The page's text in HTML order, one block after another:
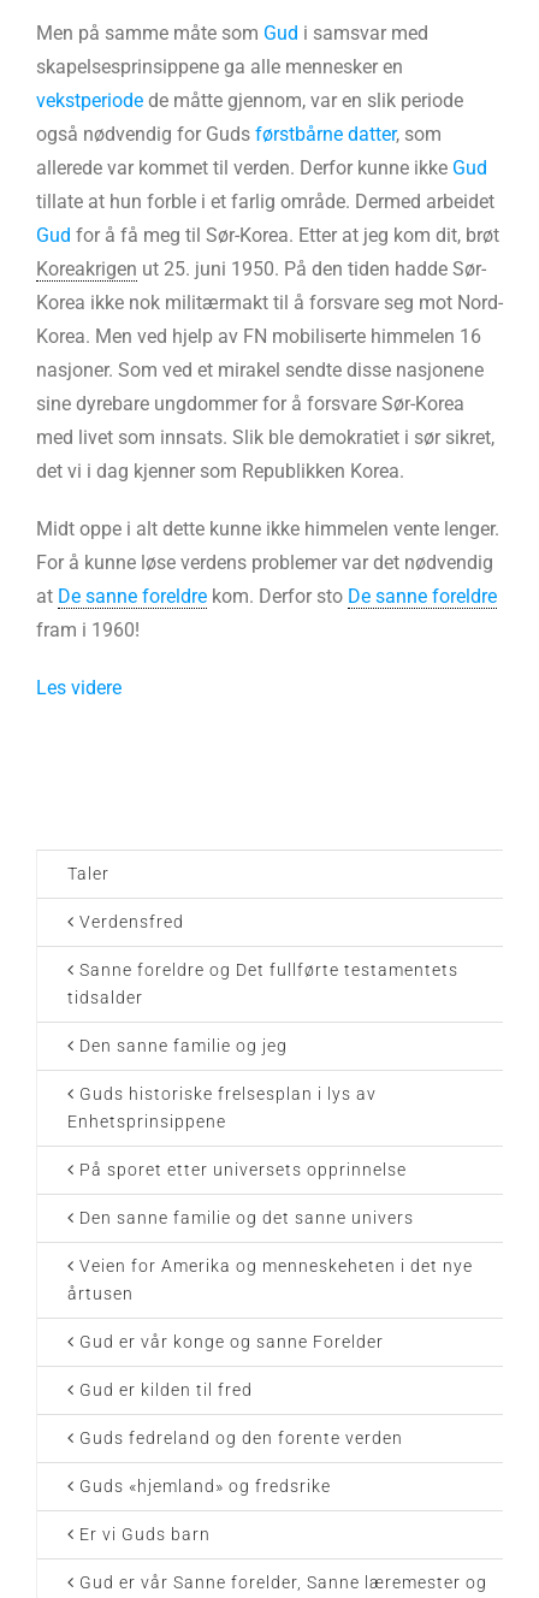
Men på samme måte som Gud i samsvar med
skapelsesprinsippene ga alle mennesker en
vekstperiode de måtte gjennom, var en slik periode
også nødvendig for Guds førstbårne datter, som
allerede var kommet til verden. Derfor kunne ikke Gud
tillate at hun forble i et farlig område. Dermed arbeidet
Gud for å få meg til Sør-Korea. Etter at jeg kom dit, brøt
Koreakrigen ut 25. juni 1950. På den tiden hadde Sør-
Korea ikke nok militærmakt til å forsvare seg mot Nord-
Korea. Men ved hjelp av FN mobiliserte himmelen 16
nasjoner. Som ved et mirakel sendte disse nasjonene
sine dyrebare ungdommer for å forsvare Sør-Korea
med livet som innsats. Slik ble demokratiet i sør sikret,
det vi i dag kjenner som Republikken Korea.
Midt oppe i alt dette kunne ikke himmelen vente lenger.
For å kunne løse verdens problemer var det nødvendig
at De sanne foreldre kom. Derfor sto De sanne foreldre
fram i 1960!
Les videre
Taler
Verdensfred
Sanne foreldre og Det fullførte testamentets
tidsalder
Den sanne familie og jeg
Guds historiske frelsesplan i lys av
Enhetsprinsippene
På sporet etter universets opprinnelse
Den sanne familie og det sanne univers
Veien for Amerika og menneskeheten i det nye
årtusen
Gud er vår konge og sanne Forelder
Gud er kilden til fred
Guds fedreland og den forente verden
Guds «hjemland» og fredsrike
Er vi Guds barn
Gud er vår Sanne forelder, Sanne læremester og